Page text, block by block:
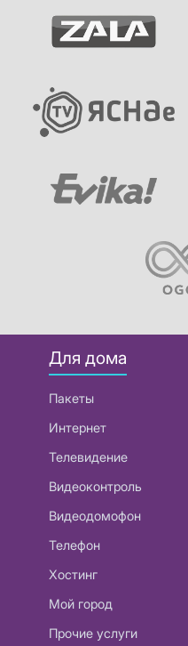
Для дома
Пакеты
Интернет
Телевидение
Видеоконтроль
Видеодомофон
Телефон
Хостинг
Мой город
Прочие услуги